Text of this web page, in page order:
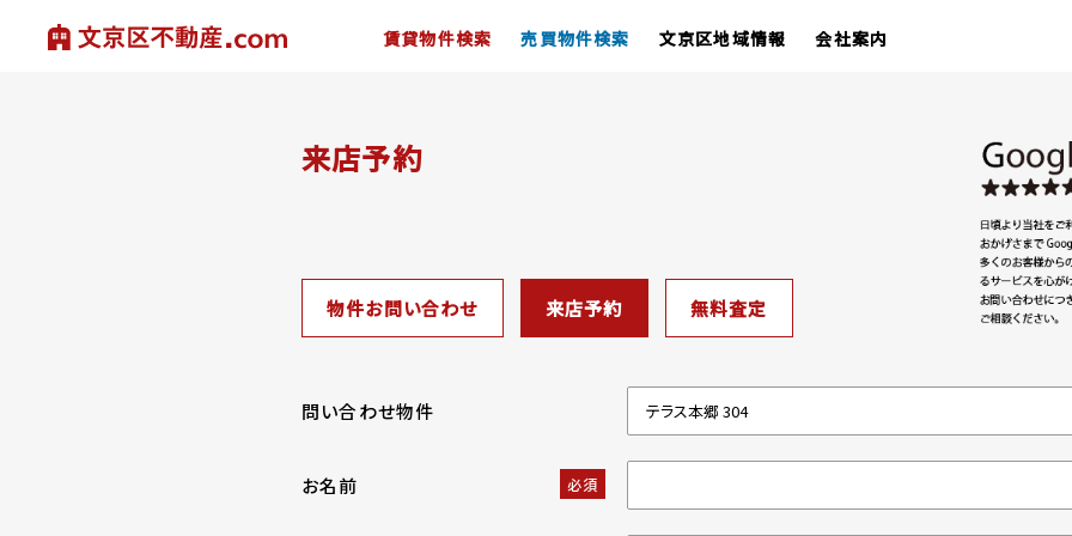
賃貸物件検索 売買物件検索 文京区地域情報 会社案内
来店予約
物件お問い合わせ 来店予約 無料査定
問い合わせ物件
お名前 必須